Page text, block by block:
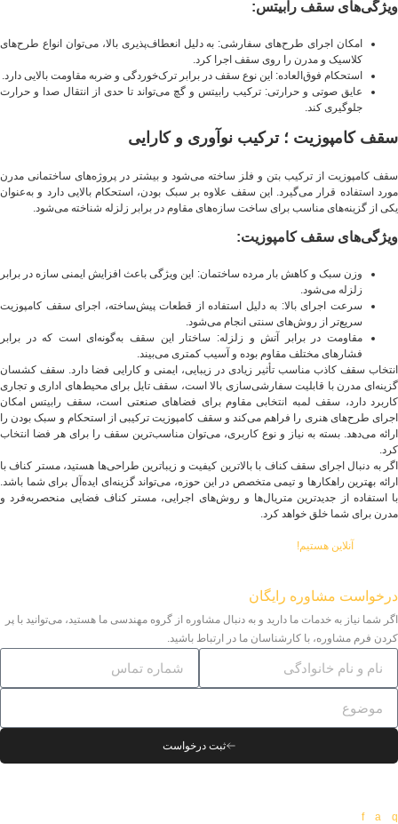
ویژگی‌های سقف رابیتس:
امکان اجرای طرح‌های سفارشی: به دلیل انعطاف‌پذیری بالا، می‌توان انواع طرح‌های
کلاسیک و مدرن را روی سقف اجرا کرد.
استحکام فوق‌العاده: این نوع سقف در برابر ترک‌خوردگی و ضربه مقاومت بالایی دارد.
عایق صوتی و حرارتی: ترکیب رابیتس و گچ می‌تواند تا حدی از انتقال صدا و حرارت
جلوگیری کند.
سقف کامپوزیت ؛ ترکیب نوآوری و کارایی
سقف کامپوزیت از ترکیب بتن و فلز ساخته می‌شود و بیشتر در پروژه‌های ساختمانی مدرن
مورد استفاده قرار می‌گیرد. این سقف علاوه بر سبک بودن، استحکام بالایی دارد و به‌عنوان
یکی از گزینه‌های مناسب برای ساخت سازه‌های مقاوم در برابر زلزله شناخته می‌شود.
ویژگی‌های سقف کامپوزیت:
وزن سبک و کاهش بار مرده ساختمان: این ویژگی باعث افزایش ایمنی سازه در برابر
زلزله می‌شود.
سرعت اجرای بالا: به دلیل استفاده از قطعات پیش‌ساخته، اجرای سقف کامپوزیت
سریع‌تر از روش‌های سنتی انجام می‌شود.
مقاومت در برابر آتش و زلزله: ساختار این سقف به‌گونه‌ای است که در برابر
فشارهای مختلف مقاوم بوده و آسیب کمتری می‌بیند.
انتخاب سقف کاذب مناسب تأثیر زیادی در زیبایی، ایمنی و کارایی فضا دارد. سقف کشسان
گزینه‌ای مدرن با قابلیت سفارشی‌سازی بالا است، سقف تایل برای محیط‌های اداری و تجاری
کاربرد دارد، سقف لمبه انتخابی مقاوم برای فضاهای صنعتی است، سقف رابیتس امکان
اجرای طرح‌های هنری را فراهم می‌کند و سقف کامپوزیت ترکیبی از استحکام و سبک بودن را
ارائه می‌دهد. بسته به نیاز و نوع کاربری، می‌توان مناسب‌ترین سقف را برای هر فضا انتخاب
کرد.
اگر به دنبال اجرای سقف کناف با بالاترین کیفیت و زیباترین طراحی‌ها هستید، مستر کناف با
ارائه بهترین راهکارها و تیمی متخصص در این حوزه، می‌تواند گزینه‌ای ایده‌آل برای شما باشد.
با استفاده از جدیدترین متریال‌ها و روش‌های اجرایی، مستر کناف فضایی منحصربه‌فرد و
مدرن برای شما خلق خواهد کرد.
آنلاین هستیم!
درخواست مشاوره رایگان
اگر شما نیاز به خدمات ما دارید و به دنبال مشاوره از گروه مهندسی ما هستید، می‌توانید با پر
کردن فرم مشاوره، با کارشناسان ما در ارتباط باشید.
ثبت درخواست